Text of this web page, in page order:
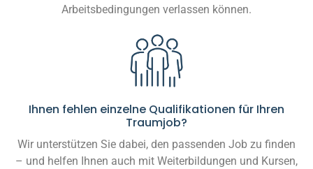
Arbeitsbedingungen verlassen können.
Ihnen fehlen einzelne Qualifikationen für Ihren
Traumjob?
Wir unterstützen Sie dabei, den passenden Job zu finden
– und helfen Ihnen auch mit Weiterbildungen und Kursen,